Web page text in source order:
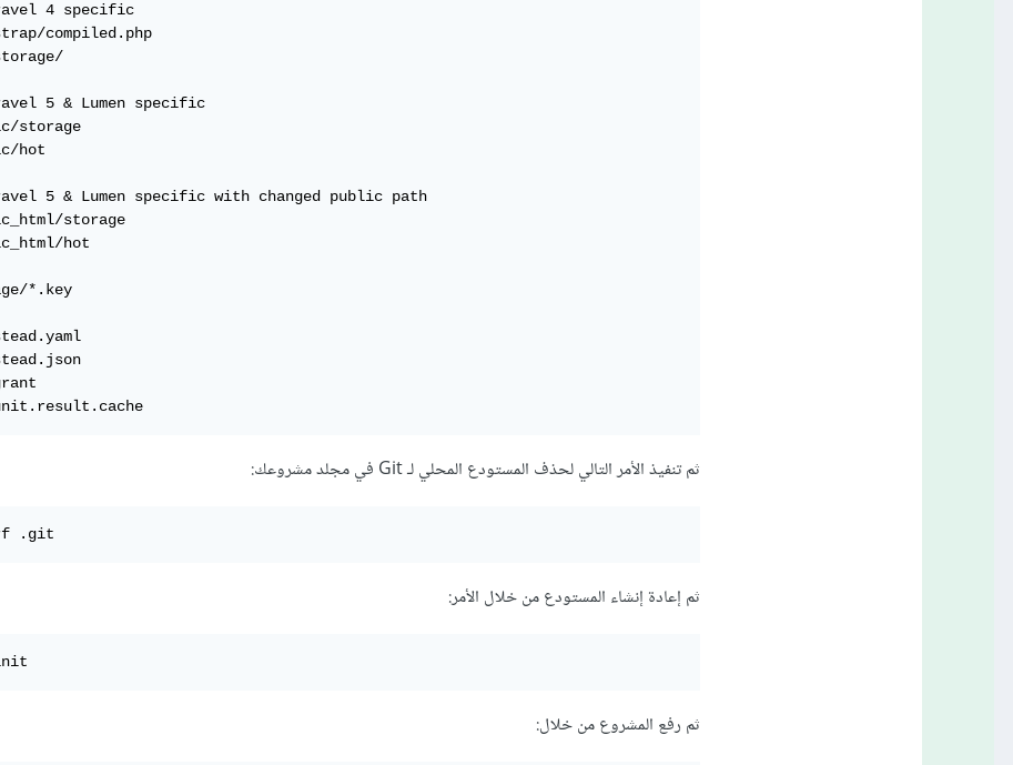
4 specific
compiled.php
5 & Lumen specific
storage
hot
5 & Lumen specific with changed public path
storage
hot
*.key
ثم تنفيذ الأمر التالي لحذف المستودع المحلي لـ Git في مجلد مشروعك:
.git
ثم إعادة إنشاء المستودع من خلال الأمر:
ثم رفع المشروع من خلال: